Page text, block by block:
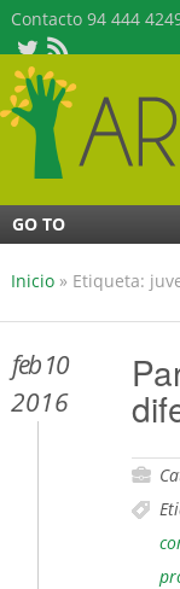
Contacto 94 444
GO TO
Inicio» Etiqueta:
feb 10
2016